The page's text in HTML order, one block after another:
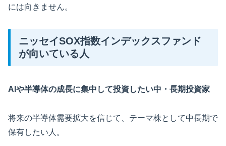
には向きません。
ニッセイSOX指数インデックスファンド
が向いている人
AI や半導体の成長に集中して投資したい中・長期投資家
将来の半導体需要拡大を信じて、テーマ株として中長期で
保有したい人。